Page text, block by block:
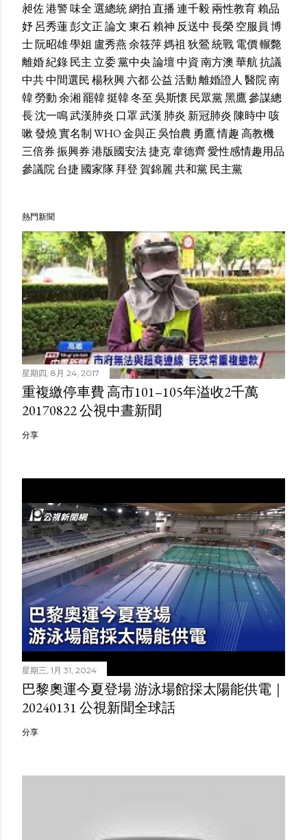
昶佐港警味全選總統網拍直播連千毅兩性教育賴品
妤呂秀蓮彭文正論文東石賴神 反送中 長榮空服員 博
士阮昭雄學姐 盧秀燕余筱萍媽祖 狄鶯統戰電價輾斃
離婚紀錄民主 立委黨中央論壇中資南方澳華航抗議
中共中間選民楊秋興六都公益活動離婚證人 醫院南
韓勞動余湘罷韓挺韓冬至吳斯懷 民眾黨黑鷹參謀總
長沈一鳴武漢肺炎 口罩武漢 肺炎 新冠肺炎陳時中 咳
嗽發燒實名制WHO金與正吳怡農 勇鷹情趣高教機
三倍券振興券港版國安法捷克韋德齊愛性感情趣用品
參議院台捷 國家隊拜登賀錦麗共和黨民主黨
熱門新聞
星期四, 8月 24, 2017
重複繳停車費 高市101–105年溢收2千萬
20170822 公視中晝新聞
分享
星期三, 1月 31, 2024
巴黎奧運今夏登場 游泳場館採太陽能供電｜
20240131 公視新聞全球話
分享